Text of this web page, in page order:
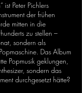
ist Peter Pichlers
der frühen
mitten in die
zu stellen –
sondern als
Das Album
Popmusik geklungen,
sondern das
durchgesetzt hätte?